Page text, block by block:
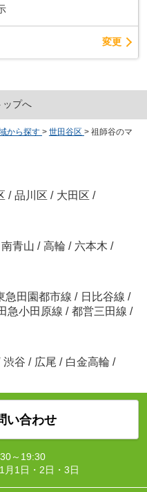
変更
ップへ
から探す > 世田谷区 > 祖師谷のマ
/ 品川区 / 大田区 /
南青山 / 高輪 / 六本木 /
急田園都市線 / 日比谷線 /
急小田原線 / 都営三田線 /
渋谷 / 広尾 / 白金高輪 /
い合わせ
～19:30
月1日・2日・3日